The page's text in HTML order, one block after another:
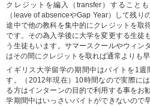
クレジットを編入（transfer）すること
（leave of absenceやGap Year）して残り
途中で他の教科を集中的にクレジットを取
です。その為入学後に大学を変更する生徒
う生徒もいます。サマースクールやウィン
はその間にクレジットを取れば通常よりも
イギリス大学留学の期間中はバイトを1
す。（2012年現在）10時間なので実際に
る方はインターンの目的で利用する事をお
学期間中はいっさいバイトができないので